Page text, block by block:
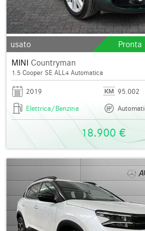
usato Pronta
MINI Countryman
1.5 Cooper SE ALL4 Automatica
2019
95.002
Elettrica/Benzina
18.900 €